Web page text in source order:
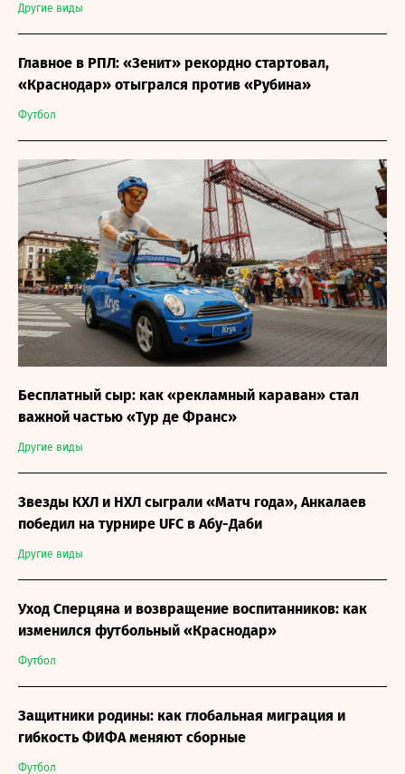
Другие виды
Футбол
Главное в РПЛ: «Зенит» рекордно стартовал,
«Краснодар» отыгрался против «Рубина»
Другие виды
Бесплатный сыр: как «рекламный караван» стал
важной частью «Тур де Франс»
Другие виды
Звезды КХЛ и НХЛ сыграли «Матч года», Анкалаев
победил на турнире UFC в Абу-Даби
Футбол
Уход Сперцяна и возвращение воспитанников: как
изменился футбольный «Краснодар»
Футбол
Защитники родины: как глобальная миграция и
гибкость ФИФА меняют сборные